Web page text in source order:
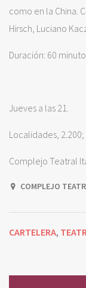
como en la China.
Hirsch, Luciano
Duración: 60
Jueves a las 21.
Localidades,
Complejo Teatral
COMPLEJO
CARTELERA,